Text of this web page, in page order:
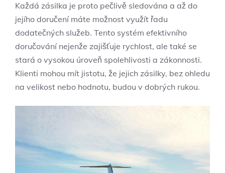
Každá zásilka je proto pečlivě sledována a až do
jejího doručení máte možnost využít řadu
dodatečných služeb. Tento systém efektivního
doručování nejenže zajišťuje rychlost, ale také se
stará o vysokou úroveň spolehlivosti a zákonnosti.
Klienti mohou mít jistotu, že jejich zásilky, bez ohledu
na velikost nebo hodnotu, budou v dobrých rukou.